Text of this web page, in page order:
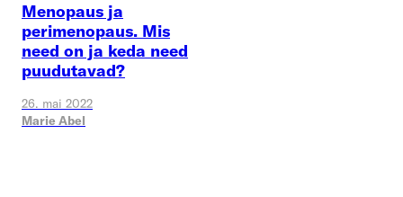
Menopaus ja
perimenopaus. Mis
need on ja keda need
puudutavad?
26. mai 2022
Marie Abel